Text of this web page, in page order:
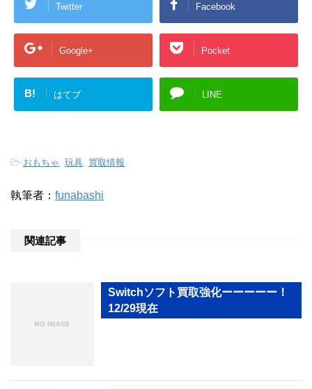
Twitter Facebook
Google+ Pocket
B! はてブ LINE
-おもちゃ, 玩具, 買取情報
執筆者： funabashi
関連記事
Switchソフト買取強化ーーーーー！
12/29現在